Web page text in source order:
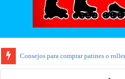
Consejos para comprar patines o